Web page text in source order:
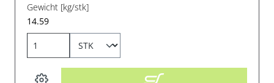
Gewicht [kg/stk]
14.59